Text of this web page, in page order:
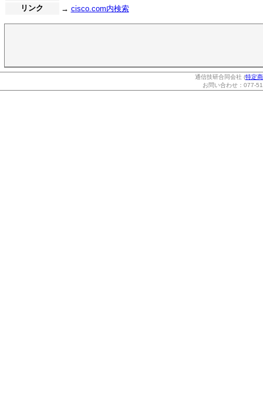
リンク
→ cisco.com内検索
通信技研合同会社 (特定
お問い合わせ：077-